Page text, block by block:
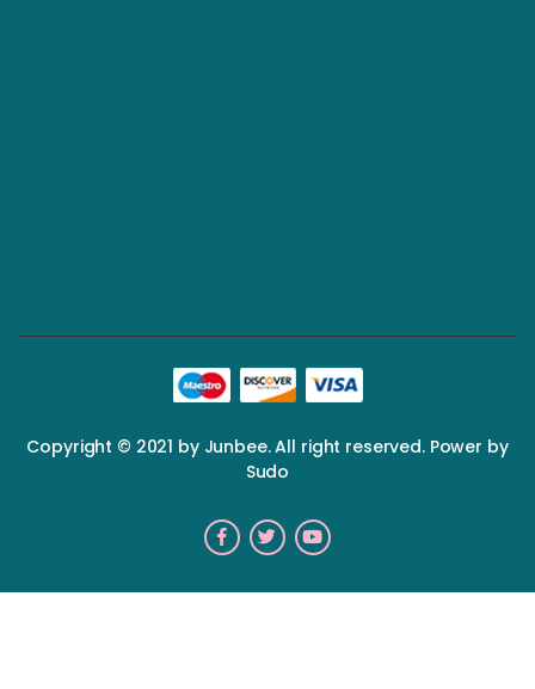
Copyright © 2021 by Junbee. All right reserved. Power by
Sudo